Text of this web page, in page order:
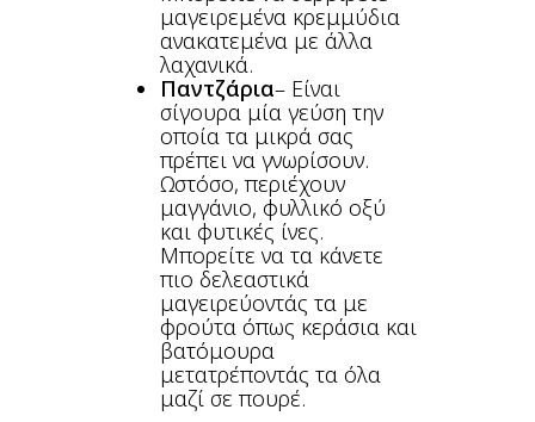
μαγειρεμένα κρεμμύδια
ανακατεμένα με άλλα
λαχανικά.
Παντζάρια– Είναι
σίγουρα μία γεύση την
οποία τα μικρά σας
πρέπει να γνωρίσουν.
Ωστόσο, περιέχουν
μαγγάνιο, φυλλικό οξύ
και φυτικές ίνες.
Μπορείτε να τα κάνετε
πιο δελεαστικά
μαγειρεύοντάς τα με
φρούτα όπως κεράσια και
βατόμουρα
μετατρέποντάς τα όλα
μαζί σε πουρέ.